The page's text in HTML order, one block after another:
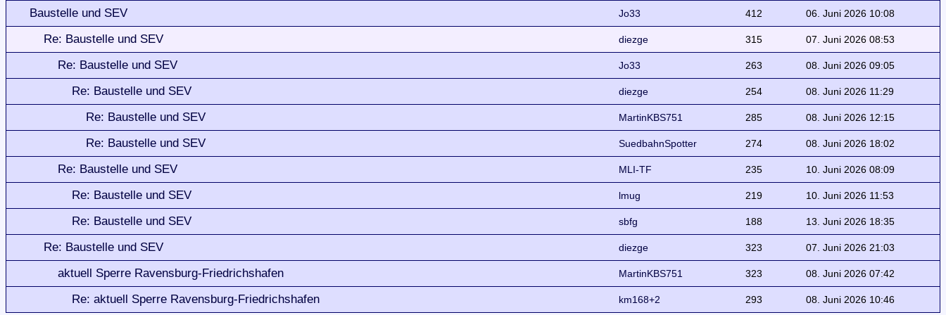
Baustelle und SEV Jo33 412 06. Juni 2026 10:08
Re: Baustelle und SEV diezge 315 07. Juni 2026 08:53
Re: Baustelle und SEV Jo33 263 08. Juni 2026 09:05
Re: Baustelle und SEV diezge 254 08. Juni 2026 11:29
Re: Baustelle und SEV MartinKBS751 285 08. Juni 2026 12:15
Re: Baustelle und SEV SuedbahnSpotter 274 08. Juni 2026 18:02
Re: Baustelle und SEV MLI-TF 235 10. Juni 2026 08:09
Re: Baustelle und SEV lmug 219 10. Juni 2026 11:53
Re: Baustelle und SEV sbfg 188 13. Juni 2026 18:35
Re: Baustelle und SEV diezge 323 07. Juni 2026 21:03
aktuell Sperre Ravensburg-Friedrichshafen MartinKBS751 323 08. Juni 2026 07:42
Re: aktuell Sperre Ravensburg-Friedrichshafen km168+2 293 08. Juni 2026 10:46